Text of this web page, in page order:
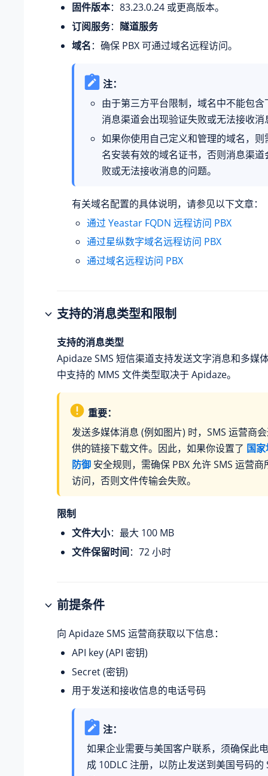
固件版本： 83.23.0.24 或更高版本。
订阅服务： 隧道服务
域名：确保 PBX 可通过域名远程访问。
注：
由于第三方平台限制，域名中不能包含
消息渠道会出现验证失败或无法接收消
如果你使用自己定义和管理的域名，则
名安装有效的域名证书，否则消息渠道
败或无法接收消息的问题。
有关域名配置的具体说明，请参见以下文章：
通过 Yeastar FQDN 远程访问 PBX
通过星纵数字域名远程访问 PBX
通过域名远程访问 PBX
支持的消息类型和限制
支持的消息类型
Apidaze SMS 短信渠道支持发送文字消息和多媒
中支持的 MMS 文件类型取决于 Apidaze。
重要：
发送多媒体消息 (例如图片) 时，SMS 运营商
供的链接下载文件。因此，如果你设置了 国
防御安全规则，需确保 PBX 允许 SMS 运营商
访问，否则文件传输会失败。
限制
文件大小：最大 100 MB
文件保留时间：72 小时
前提条件
向 Apidaze SMS 运营商获取以下信息：
API key (API 密钥)
Secret (密钥)
用于发送和接收信息的电话号码
注：
如果企业需要与美国客户联系，须确保此
成 10DLC 注册，以防止发送到美国号码的